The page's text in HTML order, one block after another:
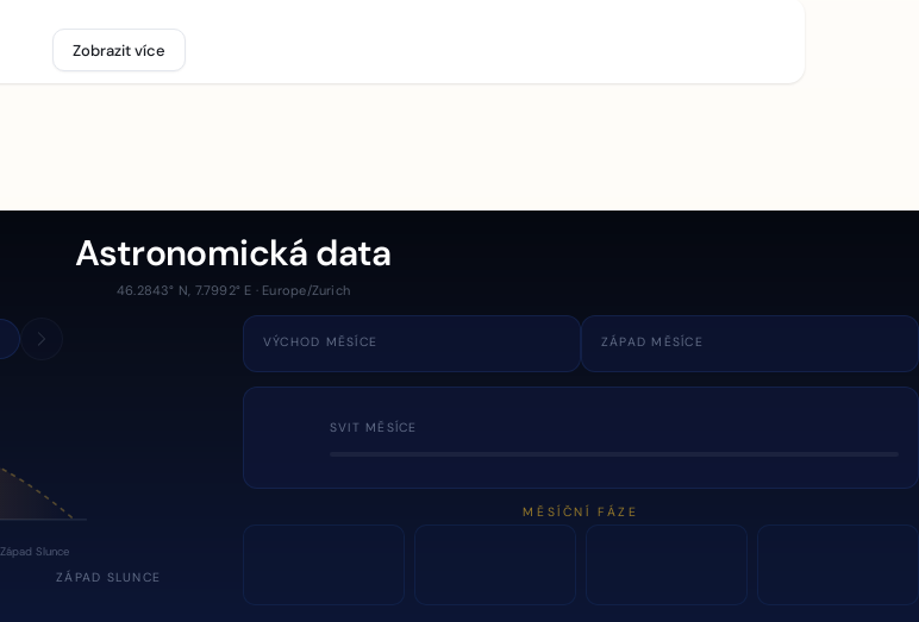
Zobrazit více
Astronomická data
46.2843° N, 7.7992° E · Europe/Zurich
Západ Slunce
ZÁPAD SLUNCE
VÝCHOD MĚSÍCE ZÁPAD MĚSÍCE
SVIT MĚSÍCE
MĚSÍČNÍ FÁZE